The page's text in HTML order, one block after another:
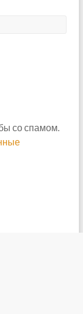
со спамом.